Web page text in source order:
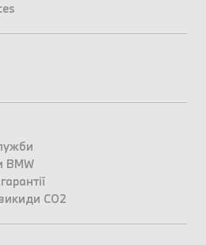
BMW
CO2